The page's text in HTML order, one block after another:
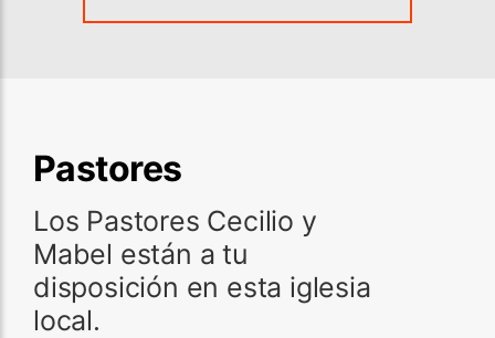
Pastores
Los Pastores Cecilio y
Mabel están a tu
disposición en esta iglesia
local.